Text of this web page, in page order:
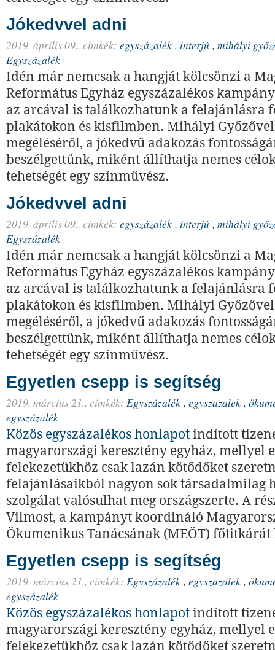
Jókedvvel adni
2019. április 09., címkék: egyszázalék , interjú , mihályi
Egyszázalék
Idén már nemcsak a hangját kölcsönzi a
Református Egyház egyszázalékos
az arcával is találkozhatunk a felajánlásra
plakátokon és kisfilmben. Mihályi
megéléséről, a jókedvű adakozás
beszélgettünk, miként állíthatja nemes
tehetségét egy színművész.
Jókedvvel adni
2019. április 09., címkék: egyszázalék , interjú , mihályi
Egyszázalék
Idén már nemcsak a hangját kölcsönzi a
Református Egyház egyszázalékos
az arcával is találkozhatunk a felajánlásra
plakátokon és kisfilmben. Mihályi
megéléséről, a jókedvű adakozás
beszélgettünk, miként állíthatja nemes
tehetségét egy színművész.
Egyetlen csepp is segítség
2019. március 21., címkék: Egyszázalék , egyszazalek ,
egyszázalék
Közös egyszázalékos honlapot indított
magyarországi keresztény egyház, mellyel
felekezetükhöz csak lazán kötődőket
felajánlásaikból nagyon sok társadalmilag
szolgálat valósulhat meg országszerte. A
Vilmost, a kampányt koordináló
Ökumenikus Tanácsának (MEÖT)
Egyetlen csepp is segítség
2019. március 21., címkék: Egyszázalék , egyszazalek ,
egyszázalék
Közös egyszázalékos honlapot indított
magyarországi keresztény egyház, mellyel
felekezetükhöz csak lazán kötődőket